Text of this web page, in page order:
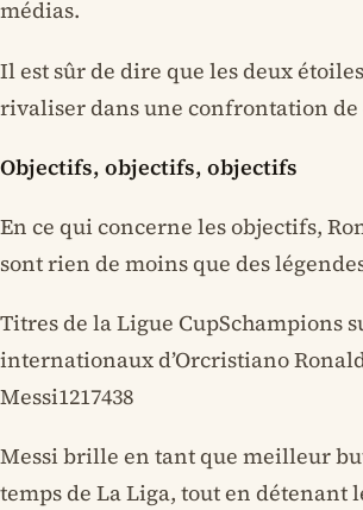
médias.
Il est sûr de dire que les deux
rivaliser dans une confrontation
Objectifs, objectifs, objectifs
En ce qui concerne les objectifs,
sont rien de moins que des
Titres de la Ligue CupSchampions
internationaux d’Orcristiano
Messi1217438
Messi brille en tant que meilleur
temps de La Liga, tout en détenant